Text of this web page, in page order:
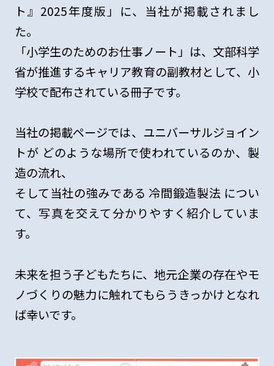
ト』2025年度版」に、当社が掲載されまし
た。
「小学生のためのお仕事ノート」は、文部科学
省が推進するキャリア教育の副教材として、小
学校で配布されている冊子です。
当社の掲載ページでは、ユニバーサルジョイン
トが どのような場所で使われているのか、製
造の流れ、
そして当社の強みである 冷間鍛造製法 につい
て、写真を交えて分かりやすく紹介していま
す。
未来を担う子どもたちに、地元企業の存在やモ
ノづくりの魅力に触れてもらうきっかけとなれ
ば幸いです。